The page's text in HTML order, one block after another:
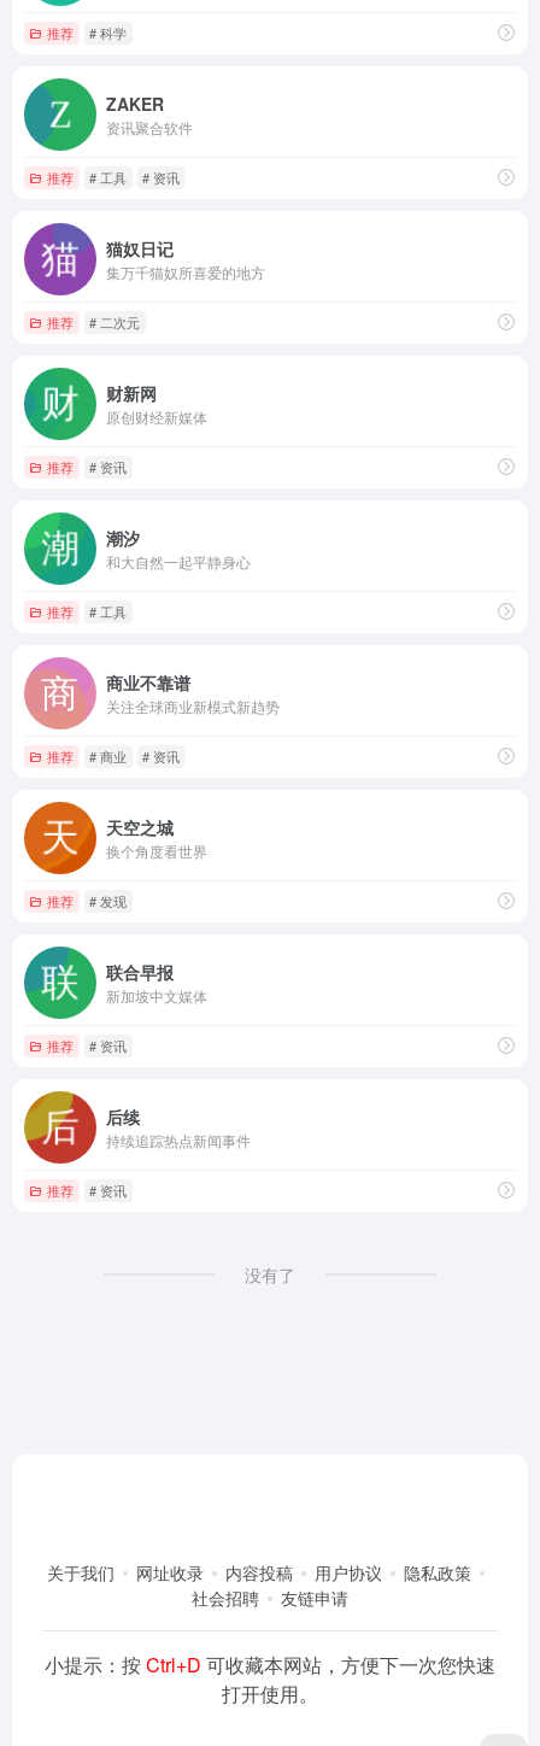
推荐 # 科学
ZAKER
资讯聚合软件
推荐 # 工具 # 资讯
猫奴日记
集万千猫奴所喜爱的地方
推荐 # 二次元
财新网
原创财经新媒体
推荐 # 资讯
潮汐
和大自然一起平静身心
推荐 # 工具
商业不靠谱
关注全球商业新模式新趋势
推荐 # 商业 # 资讯
天空之城
换个角度看世界
推荐 # 发现
联合早报
新加坡中文媒体
推荐 # 资讯
后续
持续追踪热点新闻事件
推荐 # 资讯
没有了
关于我们 网址收录 内容投稿 用户协议
隐私政策
社会招聘
友链申请
小提示：按Ctrl+D 可收藏本网站，方便下一次您快速
打开使用。